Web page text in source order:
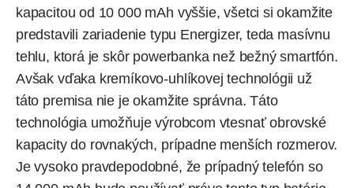
kapacitou od 10 000 mAh vyššie, všetci si okamžite
predstavili zariadenie typu Energizer, teda masívnu
tehlu, ktorá je skôr powerbanka než bežný smartfón.
Avšak vďaka kremíkovo-uhlíkovej technológii už
táto premisa nie je okamžite správna. Táto
technológia umožňuje výrobcom vtesnať obrovské
kapacity do rovnakých, prípadne menších rozmerov.
Je vysoko pravdepodobné, že prípadný telefón so